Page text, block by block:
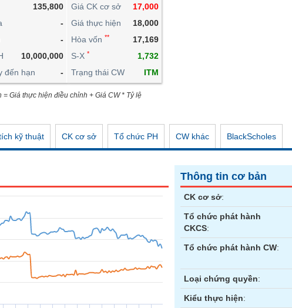
135,800
-
-
10,000,000
đến hạn
-
Giá CK cơ sở
17,000
Giá thực hiện
18,000
Hòa vốn **
17,169
S-X *
1,732
Trạng thái CW
ITM
Giá thực hiện điều chỉnh + Giá CW * Tỷ lệ
kỹ thuật CK cơ sở Tổ chức PH CW khác BlackScholes
Thông tin cơ bản
CK cơ sở:
Tổ chức phát hành
CKCS:
Tổ chức phát hành CW:
Loại chứng quyền:
Kiểu thực hiện:
TRÁI PHIẾU
CÔNG CỤ ĐẦU TƯ
XUẤT DỮ LIỆU
TIN MỚI